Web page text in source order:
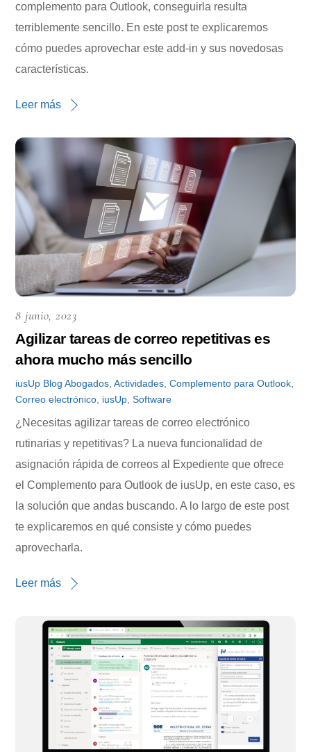
complemento para Outlook, conseguirla resulta
terriblemente sencillo. En este post te explicaremos
cómo puedes aprovechar este add-in y sus novedosas
características.
Leer más
8 junio, 2023
Agilizar tareas de correo repetitivas es
ahora mucho más sencillo
iusUp Blog Abogados ,Actividades ,Complemento para Outlook
Correo electrónico iusUp ,Software
¿Necesitas agilizar tareas de correo electrónico
rutinarias y repetitivas? La nueva funcionalidad de
asignación rápida de correos al Expediente que ofrece
el Complemento para Outlook de iusUp, en este caso, es
la solución que andas buscando. A lo largo de este post
te explicaremos en qué consiste y cómo puedes
aprovecharla.
Leer más